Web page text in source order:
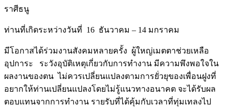
ราศีธนู
ท่านที่เกิดระหว่างวันที่ 16 ธันวาคม – 14 มกราคม
มีโอกาสได้ร่วมงานสังคมหลายครั้ง ผู้ใหญ่เมตตาช่วยเหลือ
อุปการะ ระวังอุบัติเหตุเกี่ยวกับการทำงาน มีความพึงพอใจใน
ผลงานของตน ไม่ควรเปลี่ยนแปลงตามการยั่วยุของเพื่อนฝูงที่
อยากให้ท่านเปลี่ยนแปลงโดยไม่รู้แนวทางอนาคต จะได้รับผล
ตอบแทนจากการทำงาน รายรับที่ได้คุ้มกับเวลาที่ทุ่มเทลงไป